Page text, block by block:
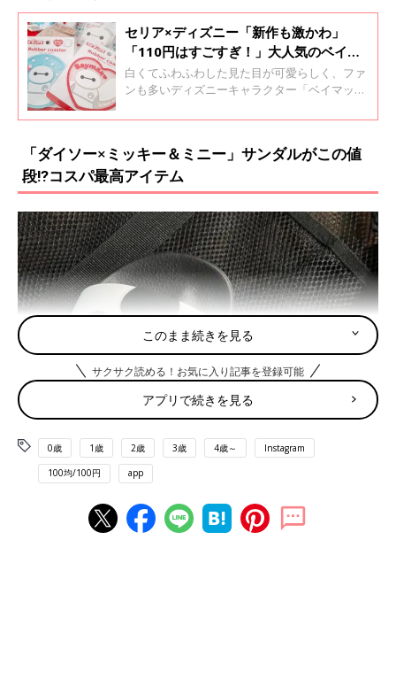
セリア×ディズニー「新作も激かわ」
「110円はすごすぎ！」大人気のベイマ
ックスグッズ4選
白くてふわふわした見た目が可愛らしく、ファ
ンも多いディズニーキャラクター「ベイマック
リアに登場し、SNSで話題になっています。今
るので、ぜひチェックしてみてくださいね♪
「ダイソー×ミッキー＆ミニー」サンダルがこの値
段⁉コスパ最高アイテム
このまま続きを見る
サクサク読める！お気に入り記事を登録可能
アプリで続きを見る
0歳 1歳 2歳 3歳 4歳～ Instagram
100均/100円 app